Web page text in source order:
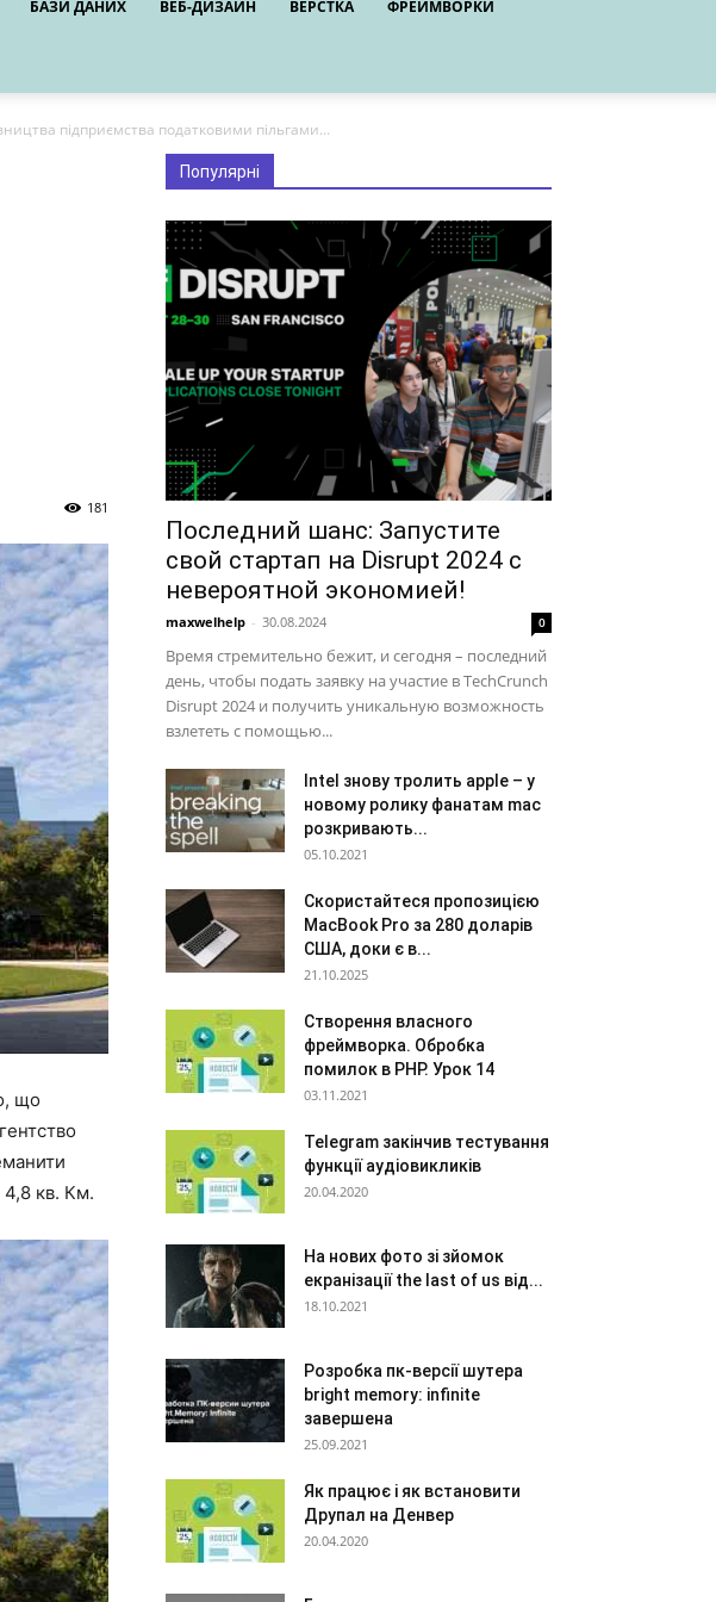
БАЗИ ДАНИХ ВЕБ-ДИЗАЙН ВЕРСТКА ФРЕЙМВОРКИ
підприємства податковими пільгами...
181
що
4,8 кв. Км.
Популярні
Последний шанс: Запустите
свой стартап на Disrupt 2024 с
невероятной экономией!
maxwelhelp - 30.08.2024 0
Время стремительно бежит, и сегодня – последний
день, чтобы подать заявку на участие в TechCrunch
Disrupt 2024 и получить уникальную возможность
взлететь с помощью...
Intel знову тролить apple – у
новому ролику фанатам mac
розкривають...
05.10.2021
Скористайтеся пропозицією
MacBook Pro за 280 доларів
США, доки є в...
21.10.2025
Створення власного
фреймворка. Обробка
помилок в PHP. Урок 14
03.11.2021
Telegram закінчив тестування
функції аудіовикликів
20.04.2020
На нових фото зі зйомок
екранізації the last of us від...
18.10.2021
Розробка пк-версії шутера
bright memory: infinite
завершена
25.09.2021
Як працює і як встановити
Друпал на Денвер
20.04.2020